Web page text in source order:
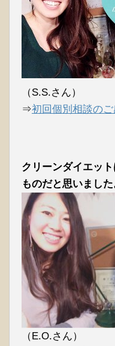
（S.S.さん）
⇒初回個別相談の
クリーンダイエッ
ものだと思いました
（E.O.さん）